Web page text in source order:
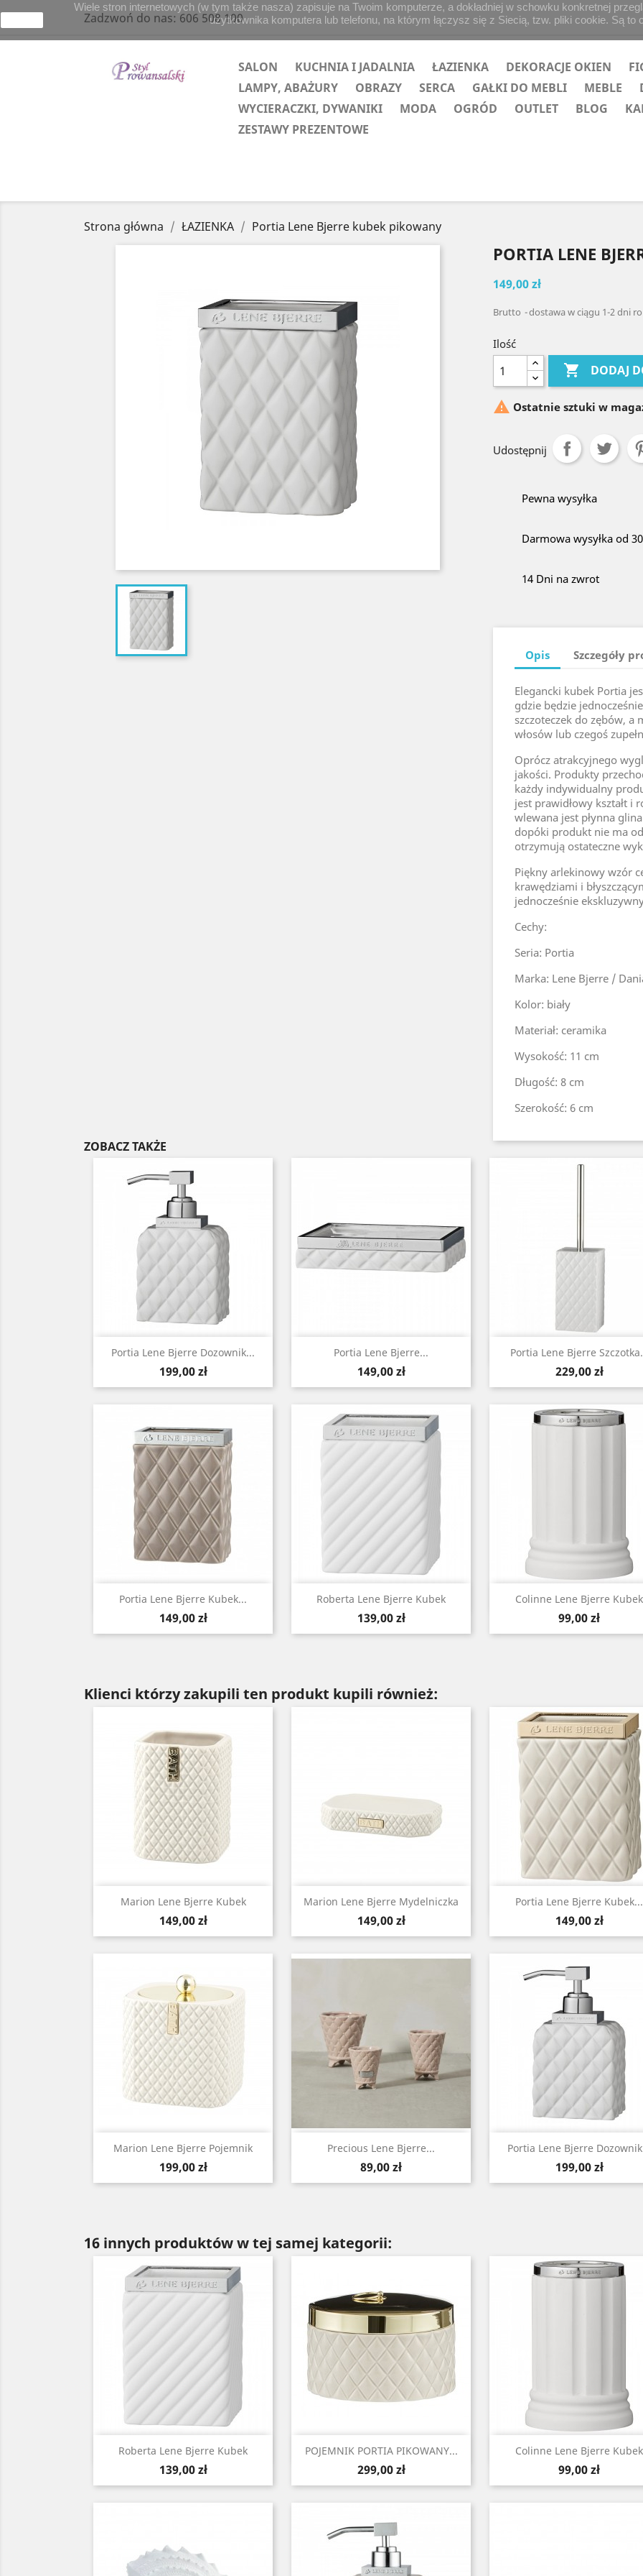
Zadzwoń do nas:606 508 100
SALON KUCHNIA I JADALNIA ŁAZIENKA DEKORACJE OKIEN
LAMPY, ABAŻURY
OBRAZY SERCA GAŁKI DO MEBLI MEBLE
WYCIERACZKI, DYWANIKI
MODA OGRÓD OUTLET BLOG
ZESTAWY PREZENTOWE
Strona główna ŁAZIENKA Portia Lene Bjerre kubek pikowany
PORTIA LENE
149,00 zł
Brutto dostawa w ciągu 1-2 dni
Ilość
 DODAJ
 Ostatnie sztuki w
Udostępnij
Pewna wysyłka
Darmowa wysyłka od
14 Dni na zwrot
Opis Szczegóły
Elegancki kubek Portia
gdzie będzie
szczoteczek do zębów, a
włosów lub czegoś
Oprócz atrakcyjnego
jakości. Produkty
każdy indywidualny
jest prawidłowy kształt i
wlewana jest płynna
dopóki produkt nie ma
otrzymują ostateczne
Piękny arlekinowy wzór
krawędziami i
jednocześnie
Cechy:
Seria: Portia
Marka: Lene Bjerre /
Kolor: biały
Materiał: ceramika
Wysokość: 11 cm
Długość: 8 cm
Szerokość: 6 cm
ZOBACZ TAKŻE
Portia Lene Bjerre Dozownik...
Cena
199,00 zł
Szybki podgląd Portia Lene Bjerre...
Cena
149,00 zł
Szybki podgląd Portia Lene Bjerre
Cena
229,00 zł
Szybki podgląd
Portia Lene Bjerre Kubek...
Cena
149,00 zł
 Szybki podgląd Roberta Lene Bjerre Kubek
Cena
139,00 zł
Szybki podgląd Colinne Lene Bjerre Kubek
Cena
99,00 zł
Szybki podgląd
Klienci którzy zakupili ten produkt kupili również:
Marion Lene Bjerre Kubek
Cena
149,00 zł
Szybki podgląd Marion Lene Bjerre Mydelniczka
Cena
149,00 zł
Szybki podgląd Portia Lene Bjerre Kubek...
Cena
149,00 zł
 Szybki podgląd
Marion Lene Bjerre Pojemnik
Cena
199,00 zł
 Szybki podgląd Precious Lene Bjerre...
Cena
89,00 zł
Szybki podgląd Portia Lene Bjerre
Cena
199,00 zł
Szybki podgląd
16 innych produktów w tej samej kategorii:
Roberta Lene Bjerre Kubek
Cena
139,00 zł
Szybki podgląd POJEMNIK PORTIA PIKOWANY...
Cena
299,00 zł
Szybki podgląd Colinne Lene Bjerre Kubek
Cena
99,00 zł
Szybki podgląd
Wiele stron internetowych (w tym także nasza) zapisuje na Twoim komputerze, a dokładniej w schowku konkretnej
użytkownika komputera lub telefonu, na którym łączysz się z Siecią, tzw. pliki cookie. Są to